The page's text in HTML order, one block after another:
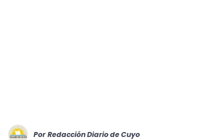
Por Redacción Diario de Cuyo